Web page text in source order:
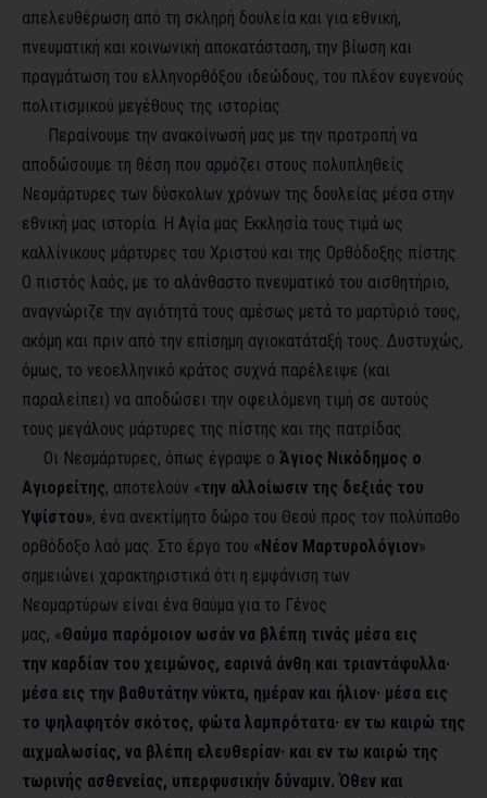
απελευθέρωση από τη σκληρή δουλεία και για εθνική,
πνευματική και κοινωνική αποκατάσταση, την βίωση και
πραγμάτωση του ελληνορθόξου ιδεώδους, του πλέον ευγενούς
πολιτισμικού μεγέθους της ιστορίας.
Περαίνουμε την ανακοίνωσή μας με την προτροπή να
αποδώσουμε τη θέση που αρμόζει στους πολυπληθείς
Νεομάρτυρες των δύσκολων χρόνων της δουλείας μέσα στην
εθνική μας ιστορία. Η Αγία μας Εκκλησία τους τιμά ως
καλλίνικους μάρτυρες του Χριστού και της Ορθόδοξης πίστης.
Ο πιστός λαός, με το αλάνθαστο πνευματικό του αισθητήριο,
αναγνώριζε την αγιότητά τους αμέσως μετά το μαρτύριό τους,
ακόμη και πριν από την επίσημη αγιοκατάταξή τους. Δυστυχώς,
όμως, το νεοελληνικό κράτος συχνά παρέλειψε (και
παραλείπει) να αποδώσει την οφειλόμενη τιμή σε αυτούς
τους μεγάλους μάρτυρες της πίστης και της πατρίδας.
Οι Νεομάρτυρες, όπως έγραψε ο Άγιος Νικόδημος ο
Αγιορείτης, αποτελούν «την αλλοίωσιν της δεξιάς του
Υψίστου», ένα ανεκτίμητο δώρο του Θεού προς τον πολύπαθο
ορθόδοξο λαό μας. Στο έργο του «Νέον Μαρτυρολόγιον»
σημειώνει χαρακτηριστικά ότι η εμφάνιση των
Νεομαρτύρων είναι ένα θαύμα για το Γένος
μας, «Θαύμα παρόμοιον ωσάν να βλέπη τινάς μέσα εις
την καρδίαν του χειμώνος, εαρινά άνθη και τριαντάφυλλα·
μέσα εις την βαθυτάτην νύκτα, ημέραν και ήλιον· μέσα εις
το ψηλαφητόν σκότος, φώτα λαμπρότατα· εν τω καιρώ της
αιχμαλωσίας, να βλέπη ελευθερίαν· και εν τω καιρώ της
τωρινής ασθενείας, υπερφυσικήν δύναμιν. Όθεν και